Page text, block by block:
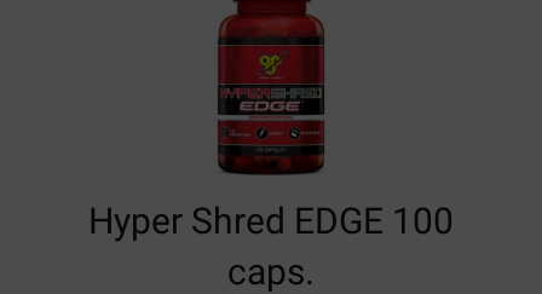
Hyper Shred EDGE 100
caps.